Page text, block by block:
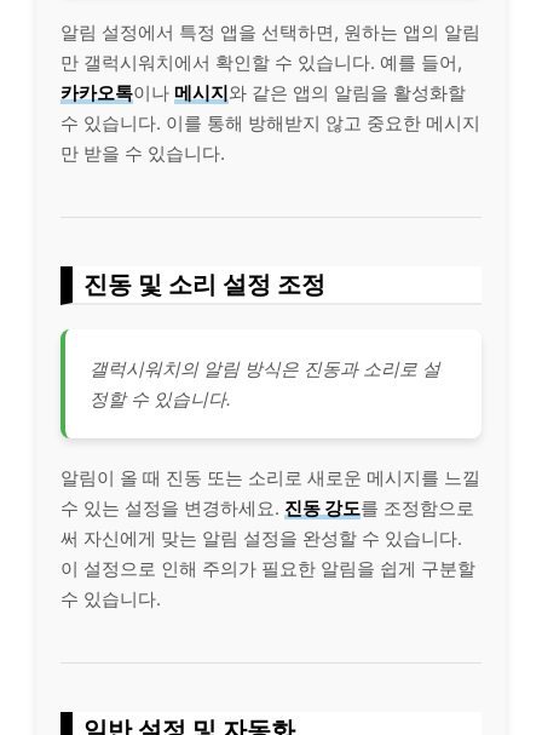
알림 설정에서 특정 앱을 선택하면, 원하는 앱의 알림
만 갤럭시워치에서 확인할 수 있습니다. 예를 들어,
카카오톡이나 메시지와 같은 앱의 알림을 활성화할
수 있습니다. 이를 통해 방해받지 않고 중요한 메시지
만 받을 수 있습니다.
진동 및 소리 설정 조정
갤럭시워치의 알림 방식은 진동과 소리로 설
정할 수 있습니다.
알림이 올 때 진동 또는 소리로 새로운 메시지를 느낄
수 있는 설정을 변경하세요. 진동 강도를 조정함으로
써 자신에게 맞는 알림 설정을 완성할 수 있습니다.
이 설정으로 인해 주의가 필요한 알림을 쉽게 구분할
수 있습니다.